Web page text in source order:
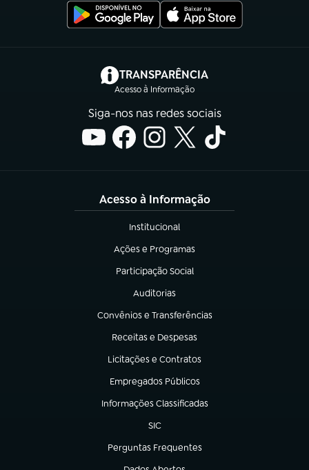
TRANSPARÊNCIA
Acesso à Informação
(abre em nova aba)
Siga-nos nas redes sociais
Acesso à Informação
Institucional
(abre em nova aba)
Ações e Programas
(abre em nova aba)
Participação Social
(abre em nova aba)
Auditorias
(abre em nova aba)
Convênios e Transferências
(abre em nova aba)
Receitas e Despesas
(abre em nova aba)
Licitações e Contratos
(abre em nova aba)
Empregados Públicos
(abre em nova aba)
Informações Classificadas
(abre em nova aba)
SIC
(abre em nova aba)
Perguntas Frequentes
(abre em nova aba)